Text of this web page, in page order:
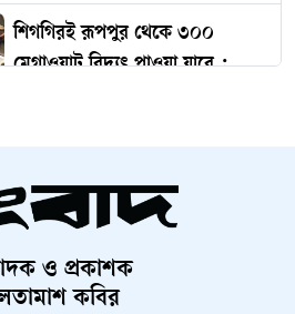
শিগগিরই রূপপুর থেকে ৩০০
মেগাওয়াট বিদ্যুৎ পাওয়া যাবে :
শ্রদ্ধা ও সংগীতানুষ্ঠান
ঢাকা-কলকাতা ট্রেন চালুর বিষয়ে যা
ও প্রকাশক
কবির